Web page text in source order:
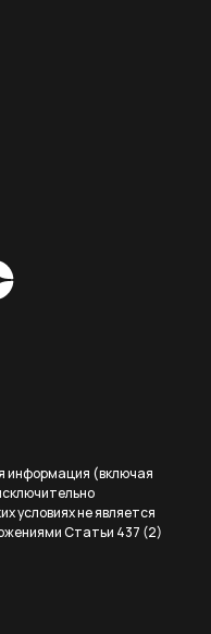
информация (включая
условиях не является
Статьи 437 (2)